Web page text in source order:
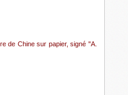
de Chine sur papier, signé "A.